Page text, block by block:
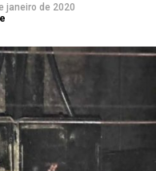
janeiro de 2020